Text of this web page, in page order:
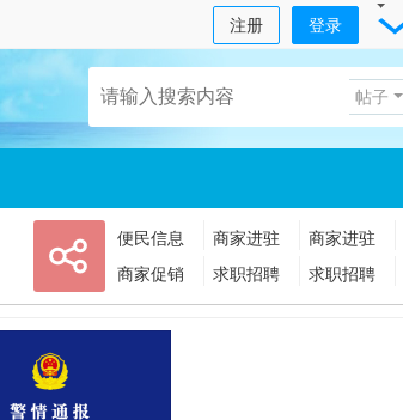
注册 登录
帖子
便民信息 商家进驻 商家进驻
商家促销
求职招聘 求职招聘